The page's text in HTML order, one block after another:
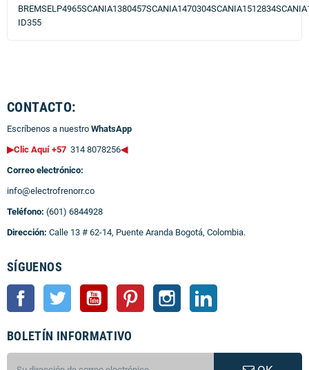
ID355
CONTACTO:
Escríbenos a nuestro WhatsApp
▶Clic Aquí +57 314 8078256◀
Correo electrónico:
info@electrofrenorr.co
Teléfono: (601) 6844928
Dirección: Calle 13 # 62-14, Puente Aranda Bogotá, Colombia.
SÍGUENOS
Facebook Twitter YouTube Pinterest Instagram
BOLETÍN INFORMATIVO